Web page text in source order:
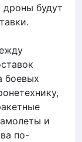
будут
боевых
и
по-